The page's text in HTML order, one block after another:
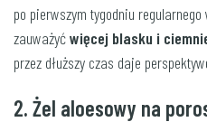
po pierwszym tygodniu
zauważyćwięcej blasku i
przez dłuższy czas daje
2. Żel aloesowy na